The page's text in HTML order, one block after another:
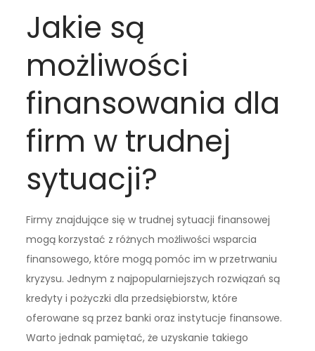
Jakie są
możliwości
finansowania dla
firm w trudnej
sytuacji?
Firmy znajdujące się w trudnej sytuacji finansowej
mogą korzystać z różnych możliwości wsparcia
finansowego, które mogą pomóc im w przetrwaniu
kryzysu. Jednym z najpopularniejszych rozwiązań są
kredyty i pożyczki dla przedsiębiorstw, które
oferowane są przez banki oraz instytucje finansowe.
Warto jednak pamiętać, że uzyskanie takiego